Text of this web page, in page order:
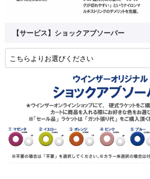
【サービス】ショックアブソーバー